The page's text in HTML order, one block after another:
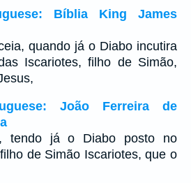
Bíblia King James
quando já o Diabo incutira
Iscariotes, filho de Simão,
João Ferreira de
tendo já o Diabo posto no
de Simão Iscariotes, que o